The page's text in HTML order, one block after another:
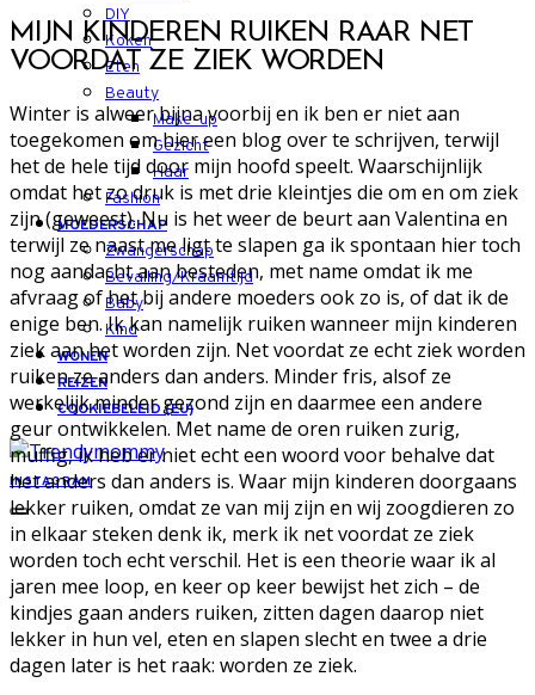
DIY
Koken
Eten
Beauty
Make-up
Gezicht
Haar
Fashion
MOEDERSCHAP
Zwangerschap
Bevalling/Kraamtijd
Baby
Kind
WONEN
REIZEN
COOKIEBELEID (EU)
INSTAGRAM
MIJN KINDEREN RUIKEN RAAR NET
VOORDAT ZE ZIEK WORDEN
Winter is alweer bijna voorbij en ik ben er niet aan
toegekomen om hier een blog over te schrijven, terwijl
het de hele tijd door mijn hoofd speelt. Waarschijnlijk
omdat het zo druk is met drie kleintjes die om en om ziek
zijn (geweest). Nu is het weer de beurt aan Valentina en
terwijl ze naast me ligt te slapen ga ik spontaan hier toch
nog aandacht aan besteden, met name omdat ik me
afvraag of het bij andere moeders ook zo is, of dat ik de
enige ben. Ik kan namelijk ruiken wanneer mijn kinderen
ziek aan het worden zijn. Net voordat ze echt ziek worden
ruiken ze anders dan anders. Minder fris, alsof ze
werkelijk minder gezond zijn en daarmee een andere
geur ontwikkelen. Met name de oren ruiken zurig,
muffig, ik heb er niet echt een woord voor behalve dat
het anders dan anders is. Waar mijn kinderen doorgaans
lekker ruiken, omdat ze van mij zijn en wij zoogdieren zo
in elkaar steken denk ik, merk ik net voordat ze ziek
worden toch echt verschil. Het is een theorie waar ik al
jaren mee loop, en keer op keer bewijst het zich – de
kindjes gaan anders ruiken, zitten dagen daarop niet
lekker in hun vel, eten en slapen slecht en twee a drie
dagen later is het raak: worden ze ziek.